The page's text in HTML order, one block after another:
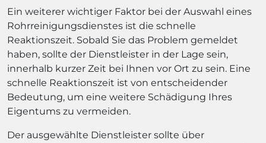
Ein weiterer wichtiger Faktor bei der Auswahl eines
Rohrreinigungsdienstes ist die schnelle
Reaktionszeit. Sobald Sie das Problem gemeldet
haben, sollte der Dienstleister in der Lage sein,
innerhalb kurzer Zeit bei Ihnen vor Ort zu sein. Eine
schnelle Reaktionszeit ist von entscheidender
Bedeutung, um eine weitere Schädigung Ihres
Eigentums zu vermeiden.
Der ausgewählte Dienstleister sollte über